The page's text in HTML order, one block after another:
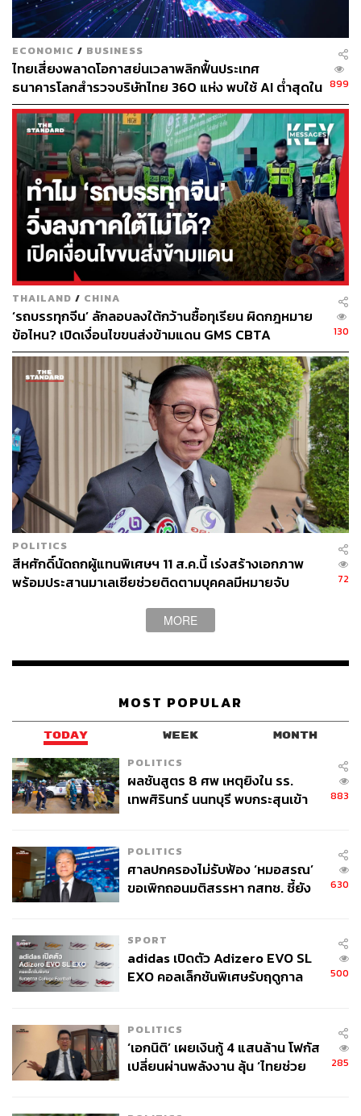
ส่วนในแง่ของความกังวลเรื่องทุเรียนเวียดนามเข้ามาสวม
สิทธิ์ทุเรียนไทย ยังไม่มีหลักฐานชัดเจน แต่ยอมรับว่าอาจมี
ช่องว่างในระบบที่เอื้อให้เกิดพฤติกรรมลักษณะดังกล่าว ซึ่ง
ต้องอาศัยภาครัฐในการตรวจสอบและดำเนินการ
เมื่อผู้สื่อข่าวถามต่อไปว่า ในช่วง 1-2 ปีที่ผ่านมา เห็นภาพทุน
จีนเข้ามาซื้อที่ปลูกทุเรียนในไทยหรือไม่? วิชัยย้ำว่า เป็นสิ่งที่
เกิดขึ้นตามธรรมชาติของธุรกิจที่น่าลงทุน แต่บางกรณีอาจ
เกี่ยวข้องกับการใช้ ‘นอมินี’ เข้ามาดำเนินธุรกิจโดยไม่คำนึง
ถึงมาตรฐานความปลอดภัยด้านอาหาร ซึ่งควรได้รับการ
กำกับดูแลจากภาครัฐ
ฝนถล่ม-จีนคุมเข้ม หวั่นฉุดตัวเลขส่งออก
ขณะเดียวกันในปีนี้ผู้ประกอบการปลูกทุเรียนในภาคตะวัน
ออกของไทยดำเนินมามากกว่าครึ่งทางแล้ว แต่กลับต้อง
เผชิญกับปัจจัยลบหลายอย่างที่ส่งผลกระทบต่อภาพรวมการ
ส่งออก เริ่มจากสองปัจจัยหลักที่ฉุดตลาดปีนี้ ได้แก่ สภาพ
เศรษฐกิจโลกที่ชะลอตัว รวมถึงปัญหาเทรดวอร์ ซึ่งแม้จะส่ง
ผลเพียงเล็กน้อย แต่ก็ส่งแรงกดดันต่อบรรยากาศการค้าโดย
รวม
นอกจากนี้ ยังมีปัจจัยจากมาตรการตรวจสอบสารตกค้างของ
จีนที่เข้มข้นขึ้น และสภาพอากาศที่มีฝนตกต่อเนื่อง ซึ่งกระทบ
ต่อคุณภาพผลผลิตทุเรียนอย่างหลีกเลี่ยงไม่ได้
ทั้งนี้ แม้ภาครัฐคาดการณ์ว่าการส่งออกทุเรียนไทยปีนี้จะอยู่ที่
จริงอาจไม่ถึงครึ่งแม้ทุเรียนยังคงเป็นผลไม้ยอดนิยมของผู้
เข้มงวดในการตรวจสอบสารตกค้างในผลไม้ที่ส่งออกไปจีน
“จริงๆ แล้วมาตรการของจีนในการตรวจสอบสารเคมีใน
ทุเรียนที่นำเข้าเข้มงวดมาตั้งแต่ปลายปีที่แล้ว แม้จะสร้างแรง
กดดันต่อผู้ส่งออกไทย แต่ภาครัฐและภาคเอกชนได้ร่วมมือ
กันในการบริหารจัดการ ปรับปรุงกระบวนการผลิต และ
เตรียมพร้อมรับมือกับมาตรฐานดังกล่าว ซึ่งขณะนี้
สถานการณ์เริ่มคลี่คลาย และไม่มีสัญญาณว่าเป็นการกีดกัน
ทางการค้า แต่อยู่ในกรอบของความปลอดภัยด้านอาหาร”
ทุเรียนไทยยังมีช่องว่างมหาศาลในตลาดต่างประเทศ
ล้านบาท เติบโตจากปีก่อนซึ่งทำยอดได้ราว 900 ล้านบาท
โดยมีปัจจัยหนุนจากการเพิ่มกำลังการผลิต การขยายฐาน
OEM และการเสริมสภาพคล่องทั้งต้นทางและปลายทาง ทั้งนี้
ทุเรียนยังคงเป็นสินค้าหลักที่สร้างรายได้ให้บริษัท และมองว่า
เพราะเป็นผลไม้ที่ต้องการสูงในตลาดจีนไม่ต่างจากทุเรียน
อย่างไรก็ตาม แม้จะมีปัจจัยลบหลายด้าน แต่ผู้ประกอบการยัง
และตลาดต่างประเทศอื่นๆ โดยเฉพาะในกลุ่มชุมชนชาวจีน
ECONOMIC / BUSINESS
ไทยเสี่ยงพลาดโอกาสย่นเวลาพลิกฟื้นประเทศ
ธนาคารโลกสำรวจบริษัทไทย 360 แห่ง พบใช้ AI ต่ำสุดใน
กลุ่ม ตามหลังเคนยาและไนจีเรียเกือบ 4 เท่า
899
THAILAND / CHINA
‘รถบรรทุกจีน’ ลักลอบลงใต้กว้านซื้อทุเรียน ผิดกฎหมาย
ข้อไหน? เปิดเงื่อนไขขนส่งข้ามแดน GMS CBTA
130
POLITICS
สีหศักดิ์นัดถกผู้แทนพิเศษฯ 11 ส.ค.นี้ เร่งสร้างเอกภาพ
พร้อมประสานมาเลเซียช่วยติดตามบุคคลมีหมายจับ
72
MORE
MOST POPULAR
TODAY WEEK MONTH
POLITICS
ผลชันสูตร 8 ศพ เหตุยิงใน รร.
เทพศิรินทร์ นนทบุรี พบกระสุนเข้า
883
POLITICS
ศาลปกครองไม่รับฟ้อง ‘หมอสรณ’
ขอเพิกถอนมติสรรหา กสทช. ชี้ยัง
630
SPORT
adidas เปิดตัว Adizero EVO SL
EXO คอลเล็กชันพิเศษรับฤดูกาล
500
POLITICS
‘เอกนิติ’ เผยเงินกู้ 4 แสนล้าน โฟกัส
เปลี่ยนผ่านพลังงาน ลุ้น ‘ไทยช่วย
285